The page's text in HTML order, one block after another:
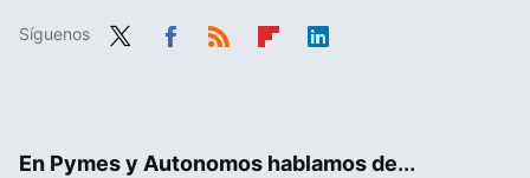
Síguenos
En Pymes y Autonomos hablamos de...